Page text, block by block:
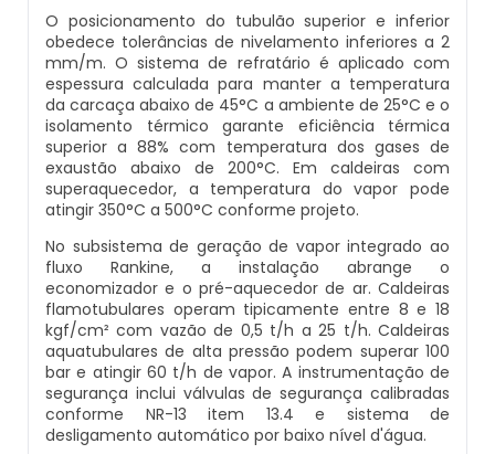
Caldeira Vertical
Caldeiraria De Fabricação E Montagem
Industrial
Caldeiraria E Montagem Industrial
Caldeiraria Industrial
Caldeiraria Pesada
Caldeiras De Recuperação De Calor Sensivel
Caldeiras E Aquecedores
Caldeiras E Vasos De Pressão
Inspeção De Segurança Caldeira
Inspeção De Segurança De Caldeiras
Inspeção De Segurança Em Caldeiras
Vasos De Pressão
Inspeção De Segurança Em Vasos De
Pressão
Inspeção Dimensional De Caldeiraria
Manutenção De Caldeiras A Vapor
Manutenção De Caldeiras E Aquecedores
Manutenção De Caldeiras Em Sp
Manutenção De Caldeiras Industriais
Manutenção Em Caldeiras De Alta Pressão
Manutenção Preventiva Caldeiras
Montagem Caldeiras
Montagem De Caldeiras
Caldeira Em Vapor
Caldeira Geradora De Vapor A Lenha
Caldeira Locomotiva A Vapor
Caldeira Usada A Venda
Caldeira Vapor A Lenha
Compra E Venda De Caldeiras Usadas
Comprar Caldeira A Vapor
Comprar Caldeira De Vapor
Comprar Caldeira A Gás
Cotação De Caldeira A Gás
Distribuidor De Caldeira A Gás
Empresa De Caldeira A Gás
Empresa De Manutenção De Caldeira A Gás
Fornecedor De Caldeira A Gás
Manutenção De Caldeira A Gás
Onde Comprar Caldeira A Gás
O posicionamento do tubulão superior e inferior
obedece tolerâncias de nivelamento inferiores a 2
mm/m. O sistema de refratário é aplicado com
espessura calculada para manter a temperatura
da carcaça abaixo de 45°C a ambiente de 25°C e o
isolamento térmico garante eficiência térmica
superior a 88% com temperatura dos gases de
exaustão abaixo de 200°C. Em caldeiras com
superaquecedor, a temperatura do vapor pode
atingir 350°C a 500°C conforme projeto.
No subsistema de geração de vapor integrado ao
fluxo Rankine, a instalação abrange o
economizador e o pré-aquecedor de ar. Caldeiras
flamotubulares operam tipicamente entre 8 e 18
kgf/cm² com vazão de 0,5 t/h a 25 t/h. Caldeiras
aquatubulares de alta pressão podem superar 100
bar e atingir 60 t/h de vapor. A instrumentação de
segurança inclui válvulas de segurança calibradas
conforme NR-13 item 13.4 e sistema de
desligamento automático por baixo nível d'água.